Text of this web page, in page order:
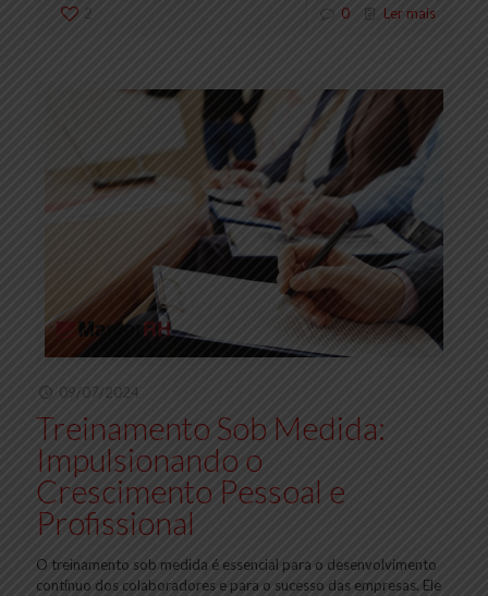
2 0 Ler mais
09/07/2024
Treinamento Sob Medida:
Impulsionando o
Crescimento Pessoal e
Profissional
O treinamento sob medida é essencial para o desenvolvimento
contínuo dos colaboradores e para o sucesso das empresas. Ele